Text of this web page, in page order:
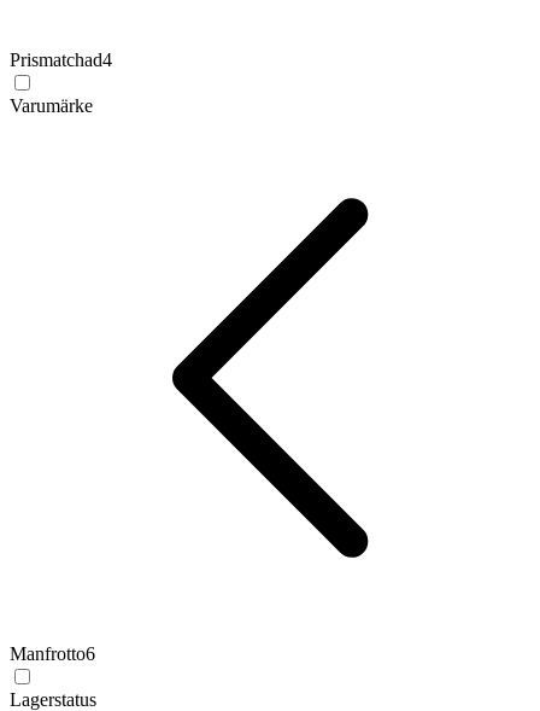
Prismatchad4
Varumärke
Manfrotto6
Lagerstatus